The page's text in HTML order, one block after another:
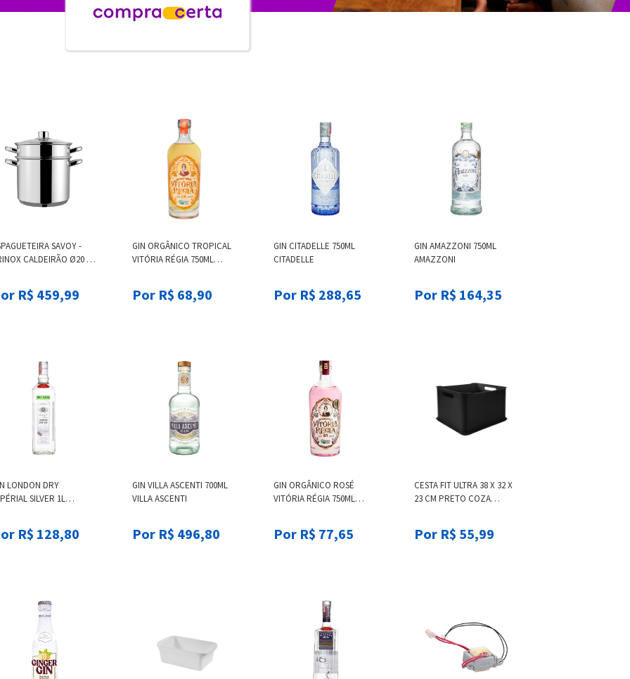
SAVOY -
CALDEIRÃO Ø20 X
R$ 459,99
GIN ORGÂNICO TROPICAL
VITÓRIA RÉGIA 750ML
Por R$ 68,90
GIN CITADELLE 750ML
CITADELLE
Por R$ 288,65
GIN AMAZZONI 750ML
AMAZZONI
Por R$ 164,35
LONDON DRY
SILVER 1L
R$ 128,80
GIN VILLA ASCENTI 700ML
VILLA ASCENTI
Por R$ 496,80
GIN ORGÂNICO ROSÉ
VITÓRIA RÉGIA 750ML
Por R$ 77,65
CESTA FIT ULTRA 38 X 32 X
23 CM PRETO COZA
Por R$ 55,99